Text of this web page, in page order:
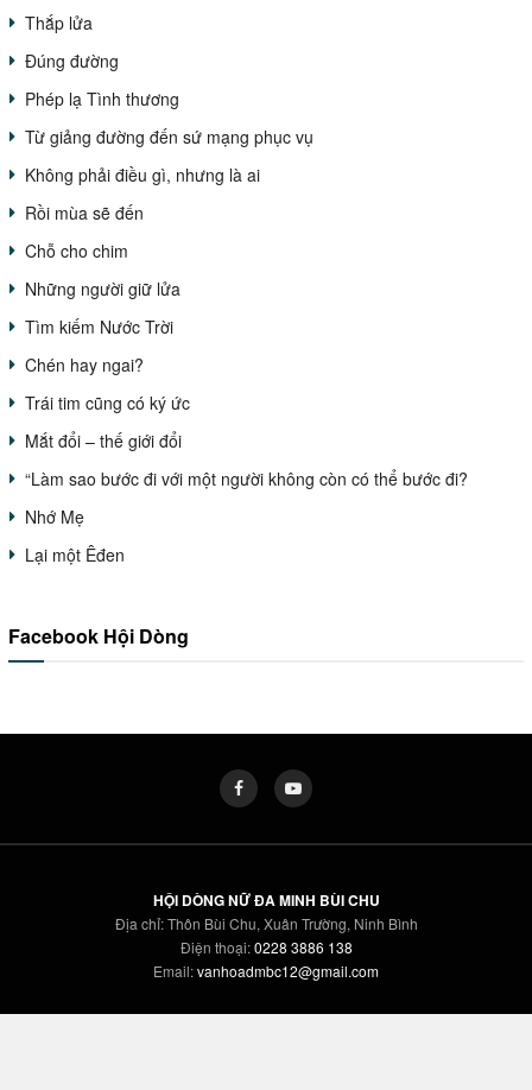
Thắp lửa
Đúng đường
Phép lạ Tình thương
Từ giảng đường đến sứ mạng phục vụ
Không phải điều gì, nhưng là ai
Rồi mùa sẽ đến
Chỗ cho chim
Những người giữ lửa
Tìm kiếm Nước Trời
Chén hay ngai?
Trái tim cũng có ký ức
Mắt đổi – thế giới đổi
“Làm sao bước đi với một người không còn có thể bước đi?
Nhớ Mẹ
Lại một Êđen
Facebook Hội Dòng
HỘI DÒNG NỮ ĐA MINH BÙI CHU
Địa chỉ: Thôn Bùi Chu, Xuân Trường, Ninh Bình
Điện thoại:0228 3886 138
Email:vanhoadmbc12@gmail.com